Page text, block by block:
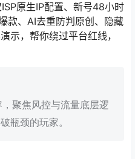
ISP原生IP配置、新号48小时
款、AI去重防判原创、隐藏
示，帮你绕过平台红线，
聚焦风控与流量底层逻
瓶颈的玩家。